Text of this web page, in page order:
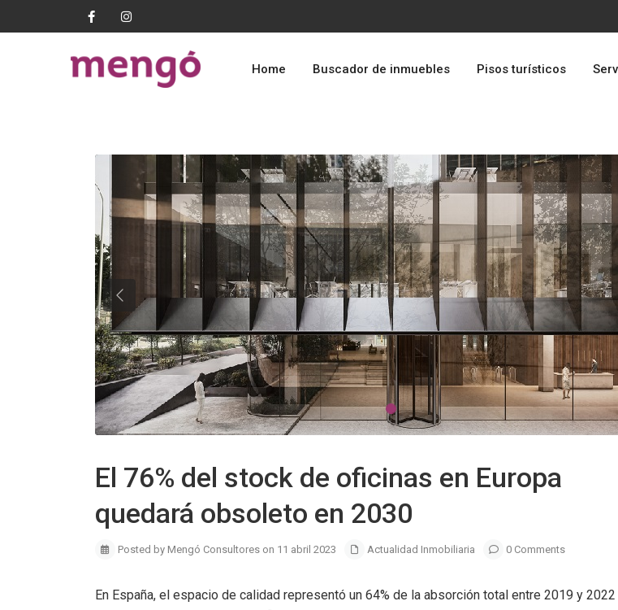
Home Buscador de inmuebles Pisos turísticos
Previous
El 76% del stock de oficinas en Europa
quedará obsoleto en 2030
Posted by Mengó Consultores on 11 abril 2023 Actualidad Inmobiliaria 0 Comments
En España, el espacio de calidad representó un 64% de la absorción total entre 2019 y